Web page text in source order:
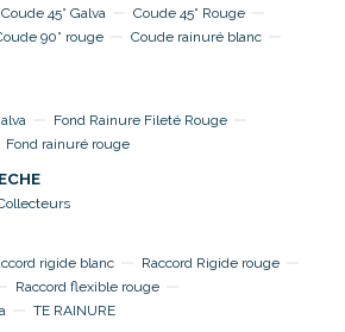
Coude 45° Galva
Coude 45° Rouge
90° rouge
Coude rainuré blanc
Fond Rainure Fileté Rouge
Fond rainuré rouge
rigide blanc
Raccord Rigide rouge
Raccord flexible rouge
TE RAINURE